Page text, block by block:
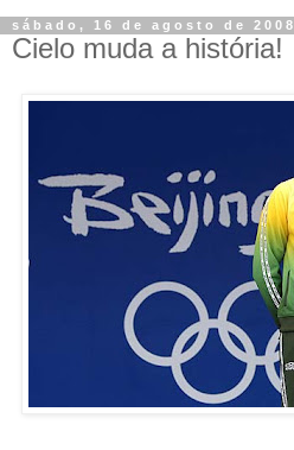
sábado, 16 de agosto de 2008
Cielo muda a história!